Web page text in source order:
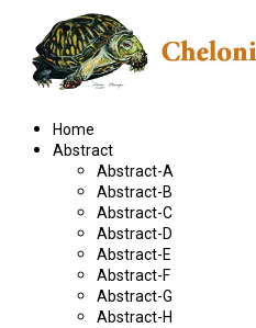
Home
Abstract
Abstract-A
Abstract-B
Abstract-C
Abstract-D
Abstract-E
Abstract-F
Abstract-G
Abstract-H